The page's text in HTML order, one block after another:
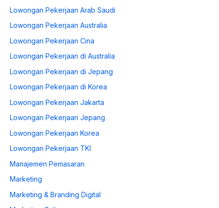
Lowongan Pekerjaan Arab Saudi
Lowongan Pekerjaan Australia
Lowongan Pekerjaan Cina
Lowongan Pekerjaan di Australia
Lowongan Pekerjaan di Jepang
Lowongan Pekerjaan di Korea
Lowongan Pekerjaan Jakarta
Lowongan Pekerjaan Jepang
Lowongan Pekerjaan Korea
Lowongan Pekerjaan TKI
Manajemen Pemasaran
Marketing
Marketing & Branding Digital